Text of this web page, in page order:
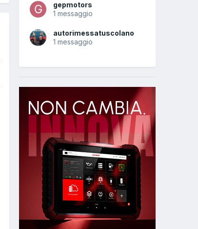
gepmotors
1 messaggio
autorimessatuscolano
1 messaggio